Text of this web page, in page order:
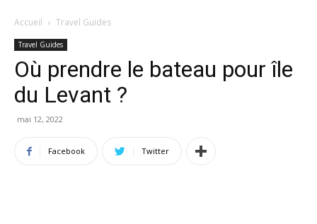
Accueil Travel Guides
Travel Guides
Où prendre le bateau pour île
du Levant ?
mai 12, 2022
Facebook Twitter